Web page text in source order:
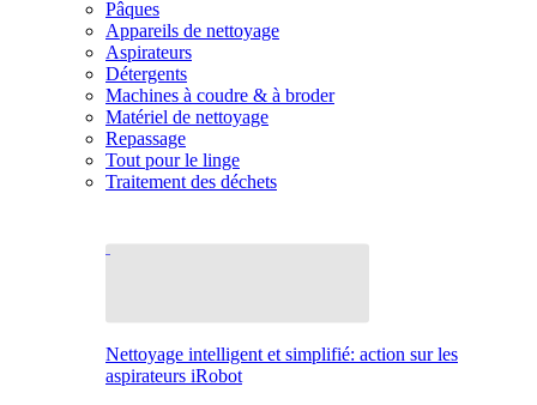
Pâques
Appareils de nettoyage
Aspirateurs
Détergents
Machines à coudre & à broder
Matériel de nettoyage
Repassage
Tout pour le linge
Traitement des déchets
Nettoyage intelligent et simplifié: action sur les
aspirateurs iRobot